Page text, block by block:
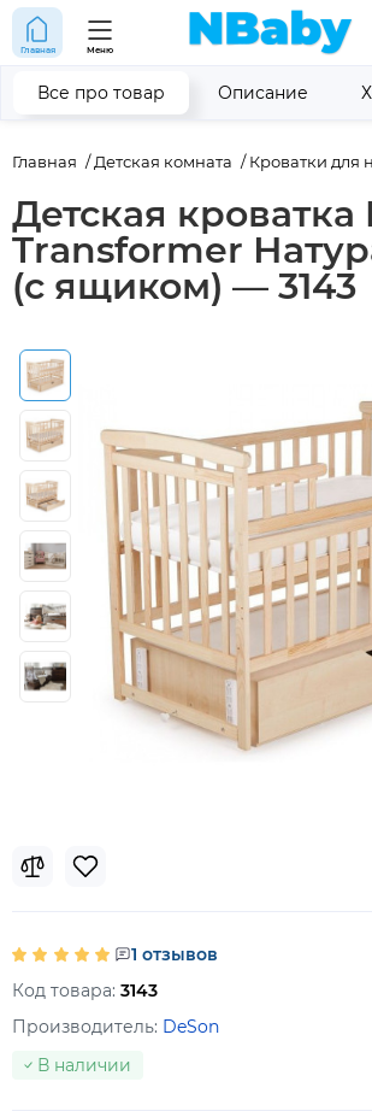
Главная Меню
Главная Детская комната Кроватки для
Детская кроватка
Transformer
(с ящиком) — 3143
Все про товар Описание
1 отзывов
Код товара: 3143
Производитель: DeSon
В наличии